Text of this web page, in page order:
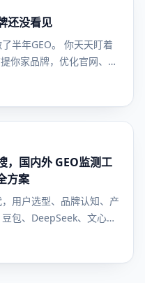
还没看见
半年GEO。 你天天盯着
你家品牌，优化官网、发
感肌用什么面霜不踩
国内外 GEO监测工
方案
用户选型、品牌认知、产
包、DeepSeek、文心一
如何让AI主动推荐自家品